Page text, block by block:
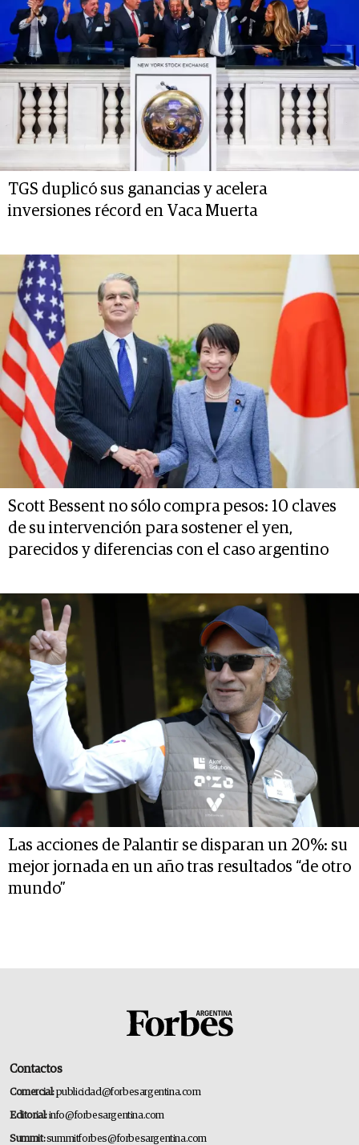
TGS duplicó sus ganancias y acelera
inversiones récord en Vaca Muerta
Scott Bessent no sólo compra pesos: 10 claves
de su intervención para sostener el yen,
parecidos y diferencias con el caso argentino
Las acciones de Palantir se disparan un 20%: su
mejor jornada en un año tras resultados “de otro
mundo”
Contactos
Comercial:publicidad@forbesargentina.com
Editorial:info@forbesargentina.com
Summit:summitforbes@forbesargentina.com